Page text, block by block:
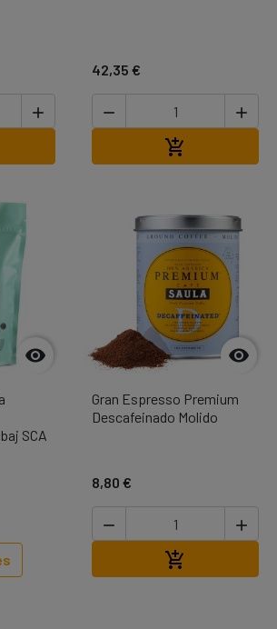

42,35 €
 


SCA

Gran Espresso Premium
Descafeinado Molido
8,80 €
 
